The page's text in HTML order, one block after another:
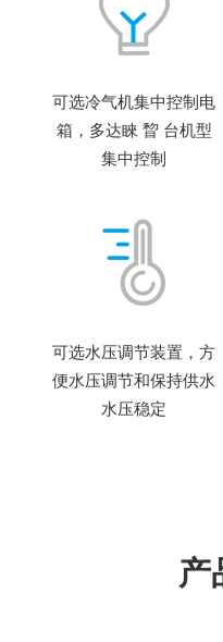
可选冷⽓机集中控制电
箱，多达睞 睝 台机型
集中控制
可选⽔压调节装置，⽅
便⽔压调节和保持供⽔
⽔压稳定
产